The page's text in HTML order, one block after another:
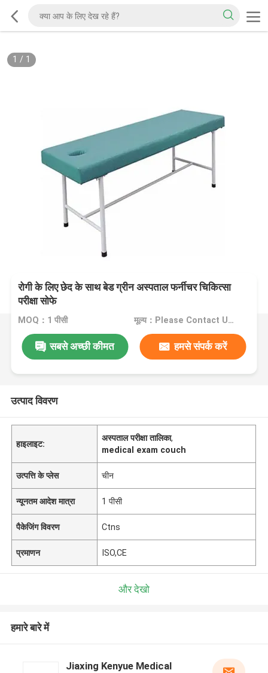
1 / 1
रोगी के लिए छेद के साथ बेड ग्रीन अस्पताल फर्नीचर चिकित्सा
परीक्षा सोफे
MOQ：1 पीसी मूल्य：Please Contact Us For The Price
सबसे अच्छी कीमत हमसे संपर्क करें
उत्पाद विवरण
हाइलाइट:
अस्पताल परीक्षा तालिका,
medical exam couch
उत्पत्ति के प्लेस चीन
न्यूनतम आदेश मात्रा 1 पीसी
पैकेजिंग विवरण Ctns
प्रमाणन ISO,CE
और देखो
हमारे बारे में
Jiaxing Kenyue Medical